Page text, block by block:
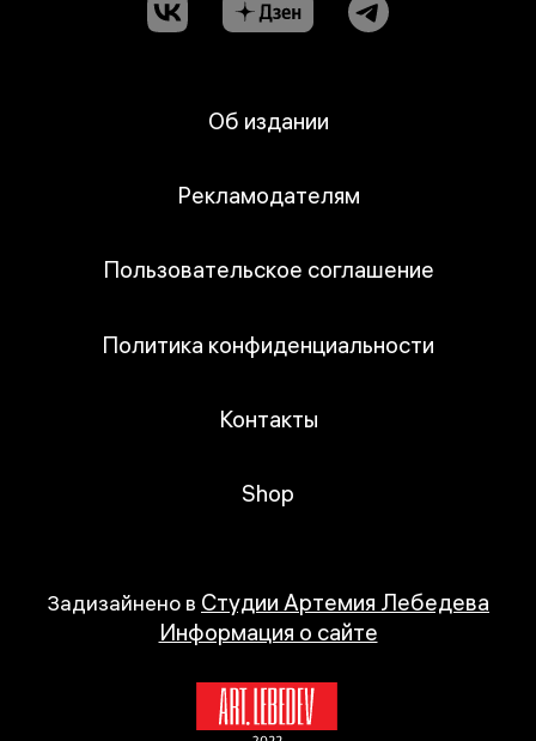
Об издании
Рекламодателям
Пользовательское соглашение
Политика конфиденциальности
Контакты
Shop
Задизайнено в Студии Артемия Лебедева
Информация о сайте